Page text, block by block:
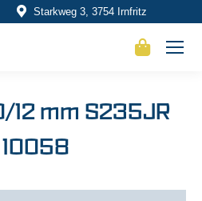
Starkweg 3, 3754 Irnfritz
12 mm S235JR
10058